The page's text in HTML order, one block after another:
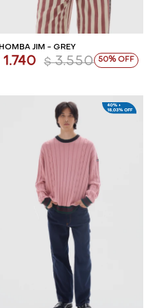
JIM - GREY
1.740 $ 3.550 50